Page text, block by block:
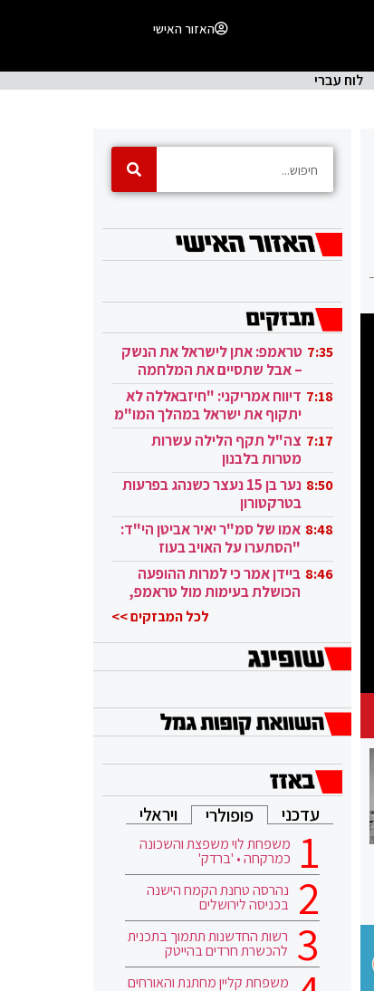
האזור האישי
לוח עברי
7:35 טראמפ: אתן לישראל את הנשק
– אבל שתסיים את המלחמה
בעזה 7:18 דיווח אמריקני: "חיזבאללה לא
יתקוף את ישראל במהלך המו"מ
בקטאר" 7:17 צה"ל תקף הלילה עשרות
מטרות בלבנון
8:50
נער בן 15 נעצר כשנהג בפרעות
בטרקטורון
8:48 אמו של סמ"ר יאיר אביטן הי"ד:
"הסתערו על האויב בעוז
ובגבורה" 8:46 ביידן אמר כי למרות ההופעה
הכושלת בעימות מול טראמפ,
לכל המבזקים >>
עדכני פופולרי ויראלי
משפחת לוי משפצת והשכונה
כמרקחה • 'ברדק'
נהרסה טחנת הקמח הישנה
בכניסה לירושלים
רשות החדשנות תתמוך בתכנית
להכשרת חרדים בהייטק
משפחת קליין מחתנת והאורחים